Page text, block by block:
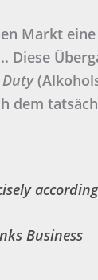
Markt
Diese
Duty
dem
Business